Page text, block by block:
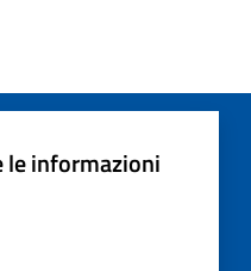
le informazioni